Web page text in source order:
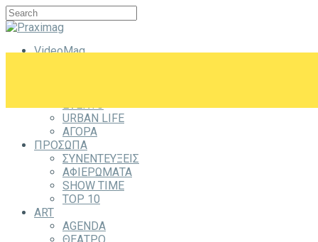
VideoMag
EVENTS
URBAN LIFE
ΑΓΟΡΑ
ΠΡΟΣΩΠΑ
ΣΥΝΕΝΤΕΥΞΕΙΣ
ΑΦΙΕΡΩΜΑΤΑ
SHOW TIME
TOP 10
ART
AGENDA